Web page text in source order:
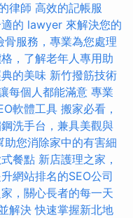
律師 高效的記帳服
的 lawyer 來解決您的
骨服務，專業為您處理
，了解老年人專用助
的美味 新竹撥筋技術
每個人都能滿意 專業
軟體工具 搬家必看，
洗手台，兼具美觀與
助您消除家中的有害細
餐點 新店護理之家，
網站排名的SEO公司
，關心長者的每一天
解決 快速掌握新北地